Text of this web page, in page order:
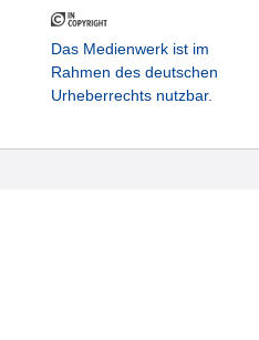
Das Medienwerk ist im
Rahmen des deutschen
Urheberrechts nutzbar.